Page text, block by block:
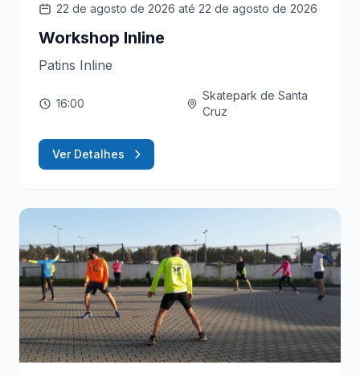
22 de agosto de 2026 até 22 de agosto de 2026
Workshop Inline
Patins Inline
16:00
Skatepark de Santa
Cruz
Ver Detalhes